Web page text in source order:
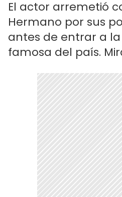
El actor arremetió
Hermano por sus
antes de entrar a
famosa del país.